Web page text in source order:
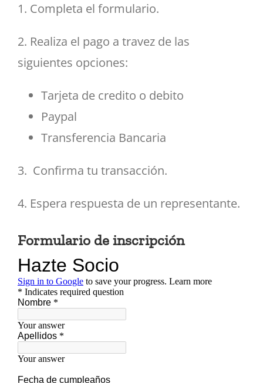
1. Completa el formulario.
2. Realiza el pago a travez de las
siguientes opciones:
Tarjeta de credito o debito
Paypal
Transferencia Bancaria
3. Confirma tu transacción.
4. Espera respuesta de un representante.
Formulario de inscripción